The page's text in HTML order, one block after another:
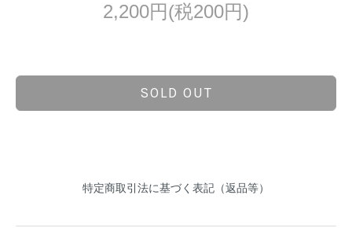
2,200円(税200円)
SOLD OUT
特定商取引法に基づく表記（返品等）